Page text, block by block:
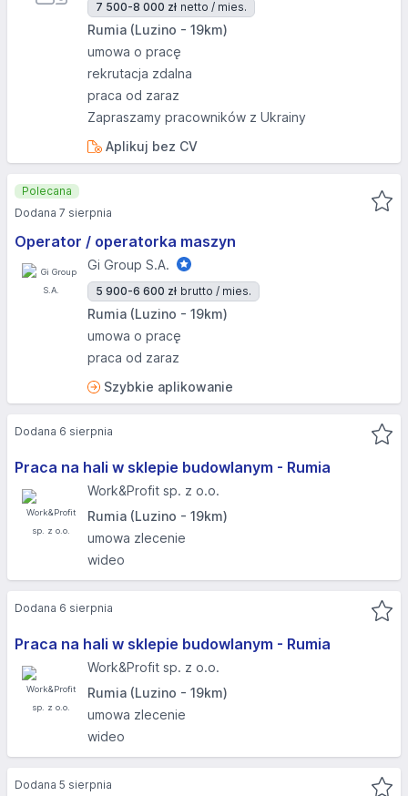
7 500-8 000 zł netto / mies.
Rumia (Luzino - 19km)
umowa o pracę
rekrutacja zdalna
praca od zaraz
Zapraszamy pracowników z Ukrainy
Aplikuj bez CV
Operator / operatorka maszyn
Gi Group S.A.
5 900-6 600 zł brutto / mies.
Rumia (Luzino - 19km)
umowa o pracę
praca od zaraz
Szybkie aplikowanie
Polecana
Dodana 7 sierpnia
Praca na hali w sklepie budowlanym - Rumia
Work&Profit sp. z o.o.
Rumia (Luzino - 19km)
umowa zlecenie
wideo
Dodana 6 sierpnia
Praca na hali w sklepie budowlanym - Rumia
Work&Profit sp. z o.o.
Rumia (Luzino - 19km)
umowa zlecenie
wideo
Dodana 6 sierpnia
Dodana 5 sierpnia